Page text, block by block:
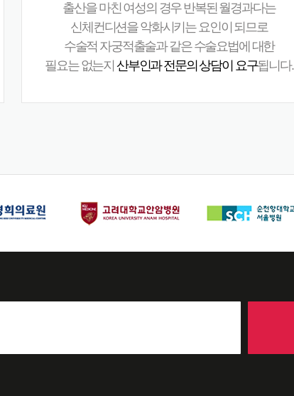
출산을 마친 여성의 경우 반복된 월경과다는
신체컨디션을 악화시키는 요인이 되므로
수술적 자궁적출술과 같은 수술요법에 대한
필요는 없는지 산부인과 전문의 상담이 요구됩니다.